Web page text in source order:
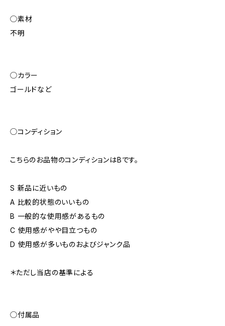
◯素材
不明
◯カラー
ゴールドなど
◯コンディション
こちらのお品物のコンディションはBです。
S 新品に近いもの
A 比較的状態のいいもの
B 一般的な使用感があるもの
C 使用感がやや目立つもの
D 使用感が多いものおよびジャンク品
＊ただし当店の基準による
◯付属品